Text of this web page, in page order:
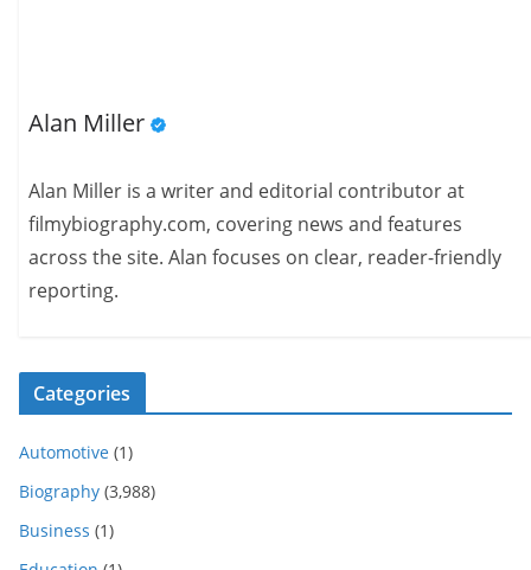
Alan Miller
Alan Miller is a writer and editorial contributor at
filmybiography.com, covering news and features
across the site. Alan focuses on clear, reader-friendly
reporting.
Categories
Automotive (1)
Biography (3,988)
Business (1)